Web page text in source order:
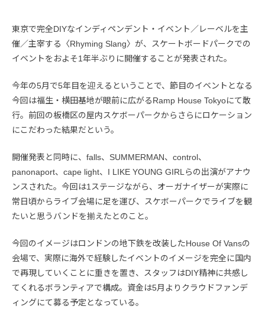
東京で完全DIYなインディペンデント・イベント／レーベルを主
催／主宰する〈Rhyming Slang〉が、スケートボードパークでの
イベントをおよそ1年半ぶりに開催することが発表された。
今年の5月で5年目を迎えるということで、節目のイベントとなる
今回は福生・横田基地が眼前に広がるRamp House Tokyoにて敢
行。前回の板橋区の屋内スケボーパークからさらにロケーション
にこだわった結果だという。
開催発表と同時に、falls、SUMMERMAN、control、
panonaport、cape light、I LIKE YOUNG GIRLらの出演がアナウ
ンスされた。今回は1ステージながら、オーガナイザーが実際に
常日頃からライブ会場に足を運び、スケボーパークでライブを観
たいと思うバンドを揃えたとのこと。
今回のイメージはロンドンの地下鉄を改装したHouse Of Vansの
会場で、実際に海外で経験したイベントのイメージを完全に国内
で再現していくことに重きを置き、スタッフはDIY精神に共感し
てくれるボランティアで構成。資金は5月よりクラウドファンデ
ィングにて募る予定となっている。